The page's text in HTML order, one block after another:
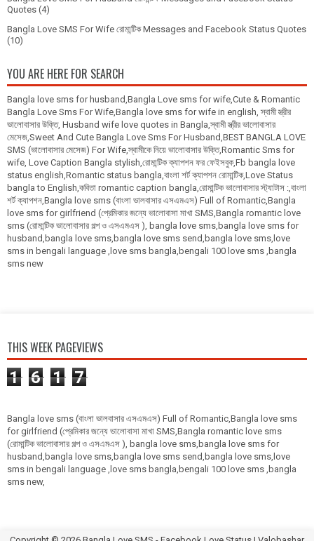
Quotes (4)
Bangla Love SMS For Wife রোমান্টিক Messages and Facebook Status Quotes
(10)
YOU ARE HERE FOR SEARCH
Bangla love sms for husband,Bangla Love sms for wife,Cute & Romantic
Bangla Love Sms For Wife,Bangla love sms for wife in english, স্বামী স্ত্রীর
ভালোবাসার উক্তি, Husband wife love quotes in Bangla,স্বামী স্ত্রীর ভালোবাসার
মেসেজ,Sweet And Cute Bangla Love Sms For Husband,BEST BANGLA LOVE
SMS (ভালোবাসার মেসেজ) For Wife,স্বামীকে নিয়ে ভালোবাসার উক্তি,Romantic Sms for
wife, Love Caption Bangla stylish,রোমান্টিক ক্যাপশন ফর ফেইসবুক,Fb bangla love
status english,Romantic status bangla,বাংলা শর্ট ক্যাপশন রোমান্টিক,Love Status
bangla to English,কবিতা romantic caption bangla,রোমান্টিক ভালোবাসার স্ট্যাটাস :,বাংলা
শর্ট ক্যাপশন,Bangla love sms (বাংলা ভালবাসার এসএমএস) Full of Romantic,Bangla
love sms for girlfriend (প্রেমিকার জন্যে ভালোবাসা মাখা SMS,Bangla romantic love
sms (রোমান্টিক ভালোবাসার গল্প ও এসএমএস ), bangla love sms,bangla love sms for
husband,bangla love sms,bangla love sms send,bangla love sms,love
sms in bengali language ,love sms bangla,bengali 100 love sms ,bangla
sms new
THIS WEEK PAGEVIEWS
1 6 1 7
Bangla love sms (বাংলা ভালবাসার এসএমএস) Full of Romantic,Bangla love sms
for girlfriend (প্রেমিকার জন্যে ভালোবাসা মাখা SMS,Bangla romantic love sms
(রোমান্টিক ভালোবাসার গল্প ও এসএমএস ), bangla love sms,bangla love sms for
husband,bangla love sms,bangla love sms send,bangla love sms,love
sms in bengali language ,love sms bangla,bengali 100 love sms ,bangla
sms new,